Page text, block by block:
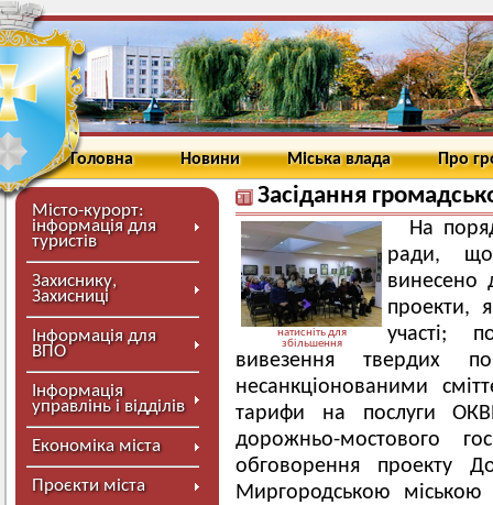
Головна Новини Міська влада Про
Місто-курорт:
інформація для
туристів
Захиснику,
Захисниці
Інформація для
ВПО
Інформація
управлінь і відділів
Економіка міста
Проєкти міста
Засідання
натисніть для
збільшення
На
ради, що
винесено
проекти,
участі;
вивезення твердих
несанкціонованими
тарифи на послуги
дорожньо-мостового
обговорення проекту
Миргородською